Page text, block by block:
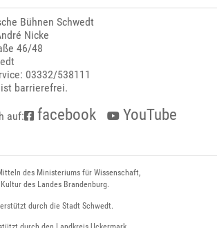
Bühnen Schwedt
Nicke
46/48
03332/538111
barrierefrei.
auf: facebook
YouTube
des Ministeriums für Wissenschaft,
des Landes Brandenburg.
durch die Stadt Schwedt.